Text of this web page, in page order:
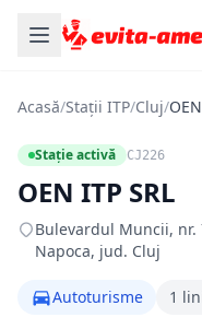
Acasă/Stații ITP/Cluj/
Stație activă CJ226
OEN ITP SRL
Bulevardul Muncii, nr.
Napoca, jud. Cluj
Autoturisme 1